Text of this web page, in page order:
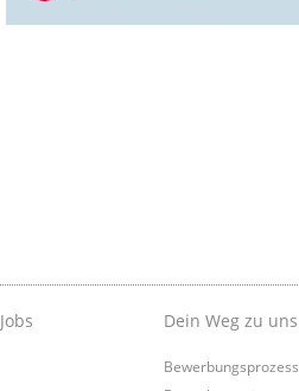
Jobs Dein Weg zu uns
Bewerbungsprozess